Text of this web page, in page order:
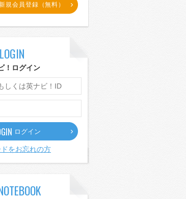
規会員登録（無料）
LOGIN
！ログイン
ログイン
をお忘れの方